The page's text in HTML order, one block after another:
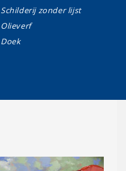
Schilderij zonder lijst
Olieverf
Doek